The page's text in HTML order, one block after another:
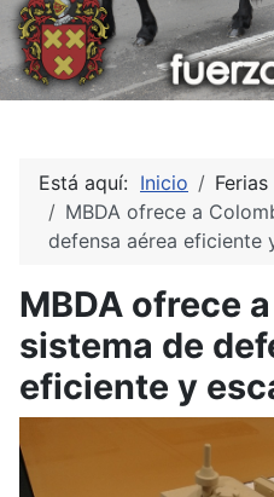
Está aquí: Inicio Ferias
MBDA ofrece a
defensa aérea eficiente
MBDA ofrece
sistema de
eficiente y